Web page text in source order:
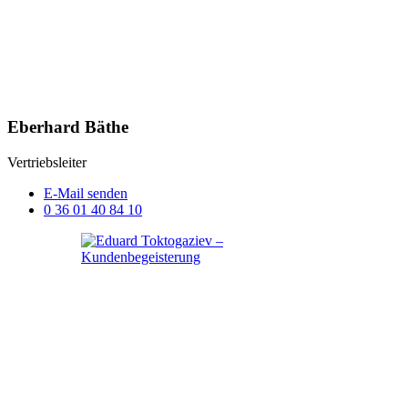
Eberhard Bäthe
Vertriebsleiter
E-Mail senden
0 36 01 40 84 10